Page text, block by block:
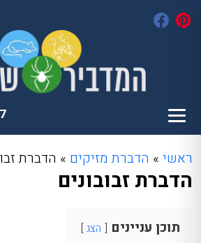
ראשי » הדברת מזיקים » הדברת
הדברת זבובונים
תוכן עניינים הצג